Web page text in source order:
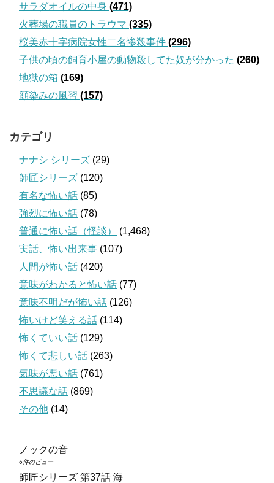
サラダオイルの中身 (471)
火葬場の職員のトラウマ (335)
桜美赤十字病院女性二名惨殺事件 (296)
子供の頃の飼育小屋の動物殺してた奴が分かった (260)
地獄の箱 (169)
顔染みの風習 (157)
カテゴリ
ナナシ シリーズ (29)
師匠シリーズ (120)
有名な怖い話 (85)
強烈に怖い話 (78)
普通に怖い話（怪談）
(1,468)
実話、怖い出来事 (107)
人間が怖い話 (420)
意味がわかると怖い話 (77)
意味不明だが怖い話 (126)
怖いけど笑える話 (114)
怖くていい話 (129)
怖くて悲しい話 (263)
気味が悪い話 (761)
不思議な話 (869)
その他 (14)
ノックの音
6件のビュー
師匠シリーズ 第37話 海